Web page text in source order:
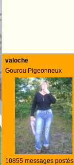
valoche
Gourou Pigeonneux
10855 messages postés